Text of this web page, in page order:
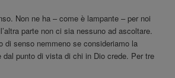
Non ne ha – come è lampante – per noi
parte non ci sia nessuno ad ascoltare.
di senso nemmeno se consideriamo la
dal punto di vista di chi in Dio crede. Per tre